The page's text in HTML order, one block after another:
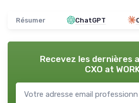
Résumer ChatGPT
Recevez les dernières
CXO at